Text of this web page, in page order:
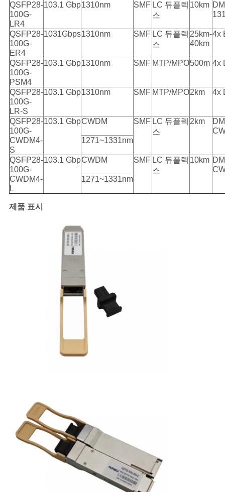
QSFP28-
100G-
LR4
103.1 Gbp1310nm SMF LC 듀플렉
스
10km
QSFP28-
100G-
ER4
1031Gbps1310nm SMF LC 듀플렉
스
25km-
40km
4x
QSFP28-
100G-
PSM4
103.1 Gbp1310nm SMF MTP/MPO500m 4x
QSFP28-
100G-
LR-S
103.1 Gbp1310nm SMF MTP/MPO2km 4x
QSFP28-
100G-
CWDM4-
S
103.1 GbpCWDM SMF LC 듀플렉
스
2km
1271~1331nm
QSFP28-
100G-
CWDM4-
L
103.1 GbpCWDM SMF LC 듀플렉
스
10km
1271~1331nm
제품 표시